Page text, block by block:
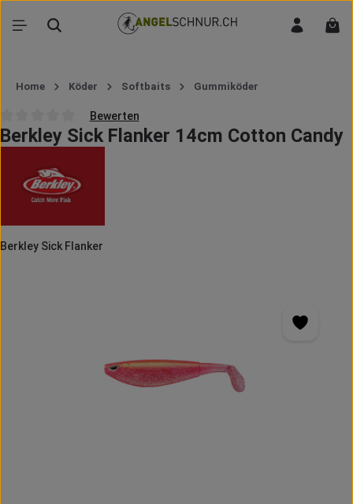
Zum Hauptinhalt springen
Home Köder Softbaits Gummiköder
Durchschnittliche Bewertung von 0 von 5 Sternen
Bewerten
Berkley Sick Flanker 14cm Cotton Candy
Berkley Sick Flanker